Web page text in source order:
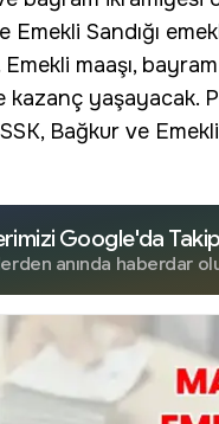
Emekli Sandığı
maaşı,
yaşayacak.
Bağkur ve
Google'da
anında haberdar